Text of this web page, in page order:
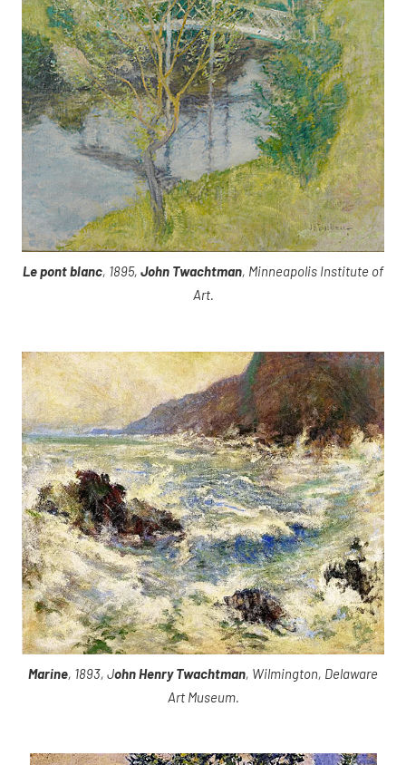
Le pont blanc, 1895, John Twachtman, Minneapolis Institute of
Art.
Marine, 1893, John Henry Twachtman, Wilmington, Delaware
Art Museum.